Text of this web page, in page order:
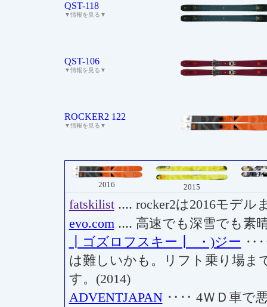
QST-118
▼情報を見る▼
QST-106
▼情報を見る▼
ROCKER2 122
▼情報を見る▼
2016 2015
fatskilist‥‥ rocker2は2016モデル
evo.com ‥‥ 高速でも深雪でも素
┃ゴズロフスキー┃_・)ジー ‥‥
は難しいかも。リフト乗り場ま
す。(2014)
ADVENTJAPAN‥‥ 4ＷＤ車で悪